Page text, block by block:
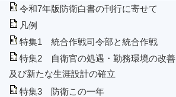
令和7年版防衛白書の刊行に寄せて
凡例
特集1 統合作戦司令部と統合作戦
特集2 自衛官の処遇・勤務環境の改善
及び新たな生涯設計の確立
特集3 防衛この一年